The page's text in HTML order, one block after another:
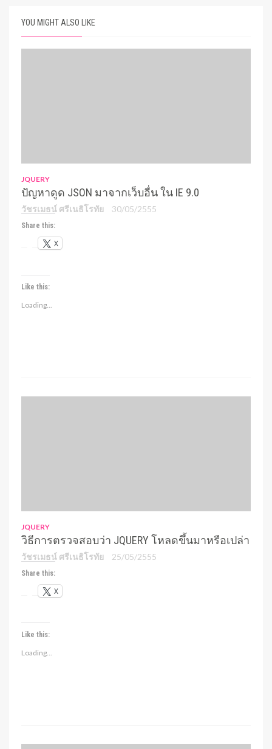
YOU MIGHT ALSO LIKE
JQUERY
ปัญหาดูด JSON มาจากเว็บอื่น ใน IE 9.0
วัชรเมธน์ ศรีเนธิโรทัย 30/05/2555
Share this:
X
Like this:
Loading...
JQUERY
วิธีการตรวจสอบว่า JQUERY โหลดขึ้นมาหรือเปล่า
วัชรเมธน์ ศรีเนธิโรทัย 25/05/2555
Share this:
X
Like this:
Loading...